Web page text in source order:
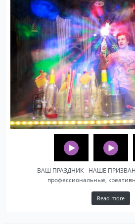
ВАШ ПРАЗДНИК - НАШЕ
профессиональные,
Read more